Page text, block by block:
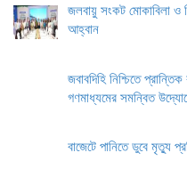
জলবায়ু সংকট মোকাবিলা ও
আহ্বান
জবাবদিহি নিশ্চিতে
গণমাধ্যমের সমন্বিত
বাজেটে পানিতে ডুবে মৃত্যু